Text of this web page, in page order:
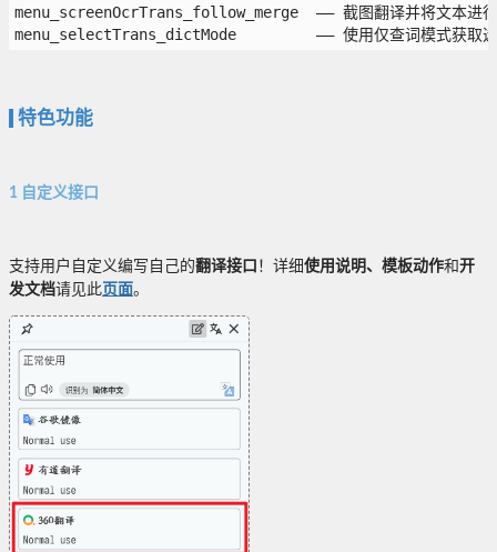
menu_screenOcrTrans_follow_merge  —— 截图翻译并将文本进行
menu_selectTrans_dictMode         —— 使用仅查词模式获取选
特色功能
1 自定义接口
支持用户自定义编写自己的翻译接口 ！详细使用说明、模板动作和开
发文档请见此页面。